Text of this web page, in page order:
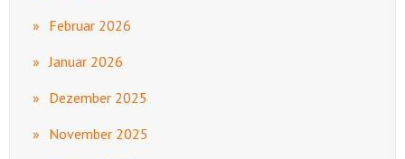
Februar 2026
Januar 2026
Dezember 2025
November 2025